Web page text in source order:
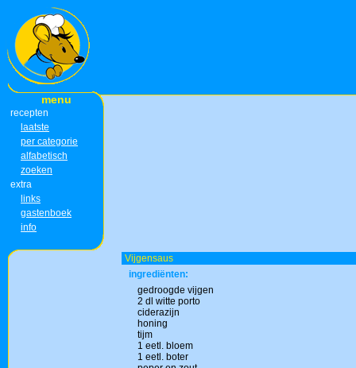
menu
recepten
laatste
per categorie
alfabetisch
zoeken
extra
links
gastenboek
info
Vijgensaus
ingrediënten:
gedroogde vijgen
2 dl witte porto
ciderazijn
honing
tijm
1 eetl. bloem
1 eetl. boter